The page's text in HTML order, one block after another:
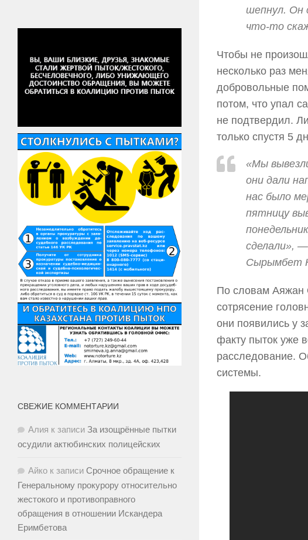
шепнул. Он
что-то
Чтобы не
несколько раз
добровольные
потом, что упал
не подтвердил.
только спустя 5
«Мы
они дали
нас было
пятницу
сделали», —
Сырымбет
По словам Аяжан
сотрясение
они появились у
факту пыток уже
расследование.
системы.
СВЕЖИЕ КОММЕНТАРИИ
Алия к записи За изощрённые пытки
осудили актюбинских полицейских
Айко к записи Срочное обращение к
Генеральному прокурору относительно
жестокого и противоправного
обращения в отношении Искандера
Еримбетова